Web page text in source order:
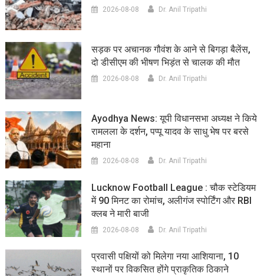
2026-08-08 Dr. Anil Tripathi
सड़क पर अचानक गौवंश के आने से बिगड़ा बैलेंस,
दो डीसीएम की भीषण भिड़ंत से चालक की मौत
2026-08-08 Dr. Anil Tripathi
Ayodhya News: यूपी विधानसभा अध्यक्ष ने किये
रामलला के दर्शन, पप्पू यादव के साधु भेष पर बरसे
महाना
2026-08-08 Dr. Anil Tripathi
Lucknow Football League : चौक स्टेडियम
में 90 मिनट का रोमांच, अलीगंज स्पोर्टिंग और RBI
क्लब ने मारी बाजी
2026-08-08 Dr. Anil Tripathi
प्रवासी पक्षियों को मिलेगा नया आशियाना, 10
स्थानों पर विकसित होंगे प्राकृतिक ठिकाने